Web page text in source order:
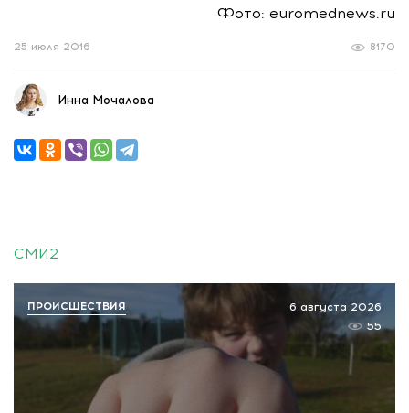
Фото: euromednews.ru
8170
25 июля 2016
Инна Мочалова
СМИ2
6 августа 2026
55
ПРОИСШЕСТВИЯ